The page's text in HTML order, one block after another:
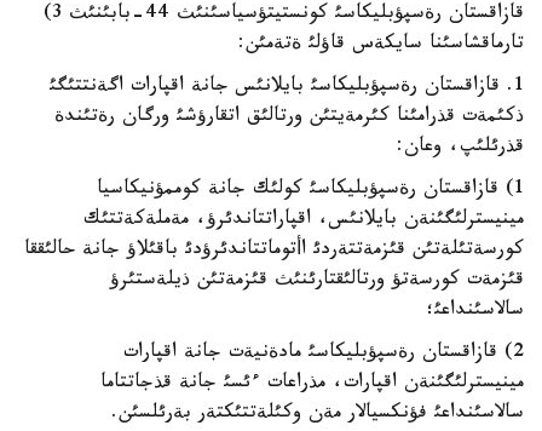
قازاقستان رةسپؤبليكاسئ كونستيتؤسياسئنئث 44-بابئنئث 3)
تارماقشاسئنا سايكةس قاؤلئ ةتةمئن:
1. قازاقستان رةسپؤبليكاسئ بايلانئس جانة اقپارات اگةنتتئگئ
ذكئمةت قذرامئنا كئرمةيتئن ورتالئق اتقارؤشئ ورگان رةتئندة
قذرئلئپ، وعان:
1) قازاقستان رةسپؤبليكاسئ كولئك جانة كوممؤنيكاسيا
مينيسترلئگئنةن بايلانئس، اقپاراتتاندئرؤ، مةملةكةتتئك
كورسةتئلةتئن قئزمةتتةردئ اأتوماتتاندئرؤدئ باقئلاؤ جانة حالئققا
قئزمةت كورسةتؤ ورتالئقتارئنئث قئزمةتئن ذيلةستئرؤ
سالاسئنداعئ؛
2) قازاقستان رةسپؤبليكاسئ مادةنيةت جانة اقپارات
مينيسترلئگئنةن اقپارات، مذراعات ءئسئ جانة قذجاتتاما
سالاسئنداعئ فؤنكسيالار مةن وكئلةتتئكتةر بةرئلسئن.